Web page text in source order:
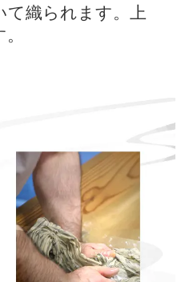
て織られます。上